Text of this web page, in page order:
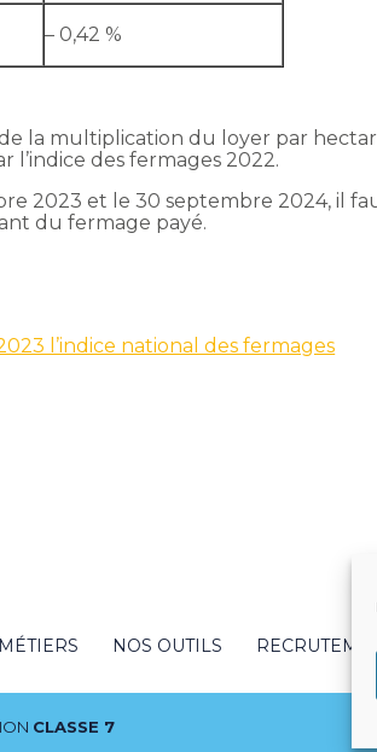
– 0,42 %
la multiplication du loyer par
l’indice des fermages 2022.
2023 et le 30 septembre 2024, il
du fermage payé.
l’indice national des fermages
NOS OUTILS
CLASSE 7